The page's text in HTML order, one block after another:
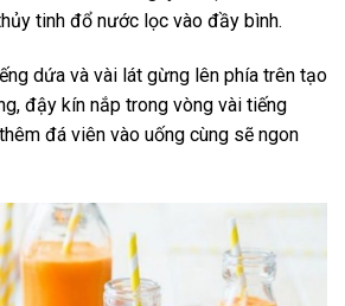
tinh đổ nước lọc vào đầy bình.
dứa và vài lát gừng lên phía trên tạo
đậy kín nắp trong vòng vài tiếng
đá viên vào uống cùng sẽ ngon